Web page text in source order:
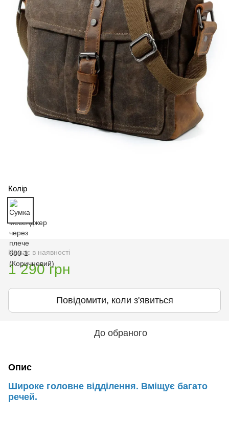
Колір
Немає в наявності
1 290 грн
Повідомити, коли з'явиться
До обраного
Опис
Широке головне відділення. Вміщує багато
речей.